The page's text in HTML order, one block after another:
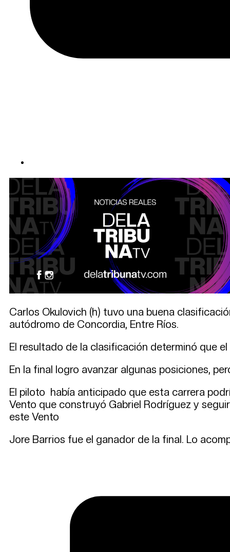
Carlos Okulovich (h) tuvo una buena
autódromo de Concordia, Entre Ríos.
El resultado de la clasificación determinó que
En la final logro avanzar algunas posiciones,
El piloto había anticipado que esta carrera
Vento que construyó Gabriel Rodríguez y
este Vento
Jore Barrios fue el ganador de la final. Lo